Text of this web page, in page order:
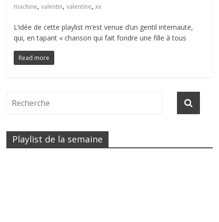
machine,valentin,valentine,xx
L’idée de cette playlist m’est venue d’un gentil internaute,
qui, en tapant « chanson qui fait fondre une fille à tous
Read more
Playlist de la semaine